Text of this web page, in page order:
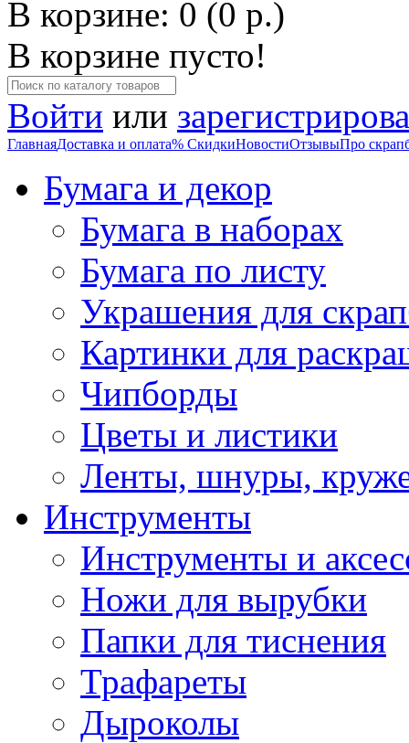
В корзине: 0 (0 р.)
В корзине пусто!
Войти или
ГлавнаяДоставка и оплата% СкидкиНовостиОтзывыПро
Бумага и декор
Бумага в наборах
Бумага по листу
Украшения для
Картинки для
Чипборды
Цветы и листики
Ленты, шнуры,
Инструменты
Инструменты и
Ножи для вырубки
Папки для тиснения
Трафареты
Дыроколы